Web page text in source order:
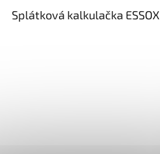
Splátková kalkulačka ESSOX